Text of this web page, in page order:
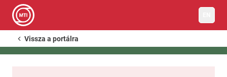
Vissza a portálra